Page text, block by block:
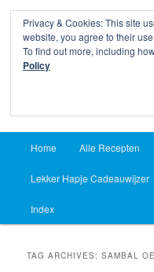
Lekker Hapje
Skip
to
primary
content
Skip
to
secondary
content
Home Alle Recepten
Lekker Hapje Cadeauwijzer
Index
TAG ARCHIVES:SAMBAL
Privacy & Cookies: This site
website, you agree to their use.
To find out more, including
Policy